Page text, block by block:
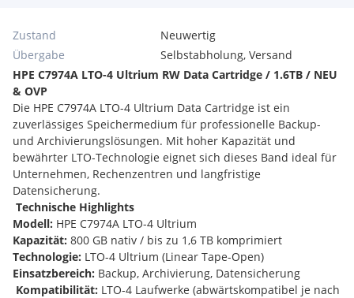
Zustand
Neuwertig
Übergabe
Selbstabholung, Versand
HPE C7974A LTO-4 Ultrium RW Data Cartridge / 1.6TB / NEU
& OVP
Die HPE C7974A LTO-4 Ultrium Data Cartridge ist ein
zuverlässiges Speichermedium für professionelle Backup-
und Archivierungslösungen. Mit hoher Kapazität und
bewährter LTO-Technologie eignet sich dieses Band ideal für
Unternehmen, Rechenzentren und langfristige
Datensicherung.
Technische Highlights
Modell: HPE C7974A LTO-4 Ultrium
Kapazität: 800 GB nativ / bis zu 1,6 TB komprimiert
Technologie: LTO-4 Ultrium (Linear Tape-Open)
Einsatzbereich: Backup, Archivierung, Datensicherung
Kompatibilität: LTO-4 Laufwerke (abwärtskompatibel je nach